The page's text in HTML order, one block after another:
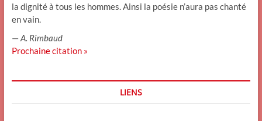
la dignité à tous les hommes. Ainsi la poésie n’aura pas chanté
en vain.
—A. Rimbaud
Prochaine citation »
LIENS